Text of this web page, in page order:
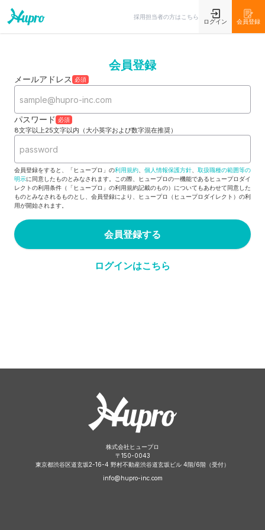
採用担当者の方はこちら
ログイン 会員登録
会員登録
メールアドレス 必須
パスワード 必須
8文字以上25文字以内（大小英字および数字混在推奨）
会員登録をすると、「ヒュープロ」の利用規約 個人情報保護方針
取扱職種の範囲等の
明示に同意したものとみなされます。この際、ヒュープロの一機能であるヒュープロダイ
レクトの利用条件（「ヒュープロ」の利用規約記載のもの）についてもあわせて同意した
ものとみなされるものとし、会員登録により、ヒュープロ（ヒュープロダイレクト）の利
用が開始されます。
会員登録する
ログインはこちら
株式会社ヒュープロ
〒 150-0043
東京都渋谷区道玄坂2-16-4 野村不動産渋谷道玄坂ビル 4階/6階（受付）
info@hupro-inc.com